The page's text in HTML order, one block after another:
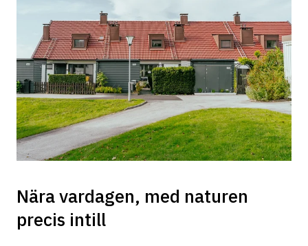
Nära vardagen, med naturen
precis intill